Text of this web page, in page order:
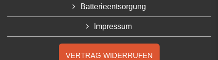
Batterieentsorgung
Impressum
VERTRAG WIDERRUFEN